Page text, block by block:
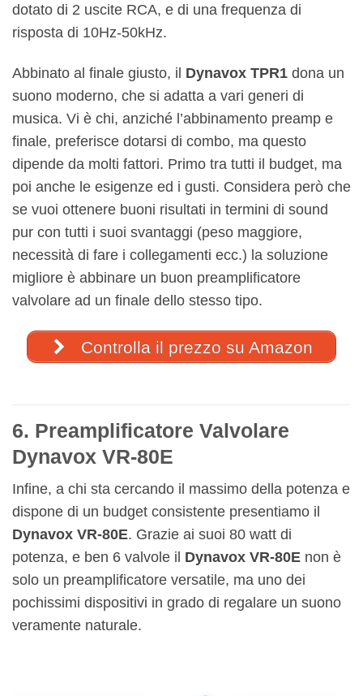
dotato di 2 uscite RCA, e di una frequenza di
risposta di 10Hz-50kHz.
Abbinato al finale giusto, il Dynavox TPR1 dona un
suono moderno, che si adatta a vari generi di
musica. Vi è chi, anziché l’abbinamento preamp e
finale, preferisce dotarsi di combo, ma questo
dipende da molti fattori. Primo tra tutti il budget, ma
poi anche le esigenze ed i gusti. Considera però che
se vuoi ottenere buoni risultati in termini di sound
pur con tutti i suoi svantaggi (peso maggiore,
necessità di fare i collegamenti ecc.) la soluzione
migliore è abbinare un buon preamplificatore
valvolare ad un finale dello stesso tipo.
Controlla il prezzo su Amazon
6. Preamplificatore Valvolare
Dynavox VR-80E
Infine, a chi sta cercando il massimo della potenza e
dispone di un budget consistente presentiamo il
Dynavox VR-80E. Grazie ai suoi 80 watt di
potenza, e ben 6 valvole il Dynavox VR-80E non è
solo un preamplificatore versatile, ma uno dei
pochissimi dispositivi in grado di regalare un suono
veramente naturale.